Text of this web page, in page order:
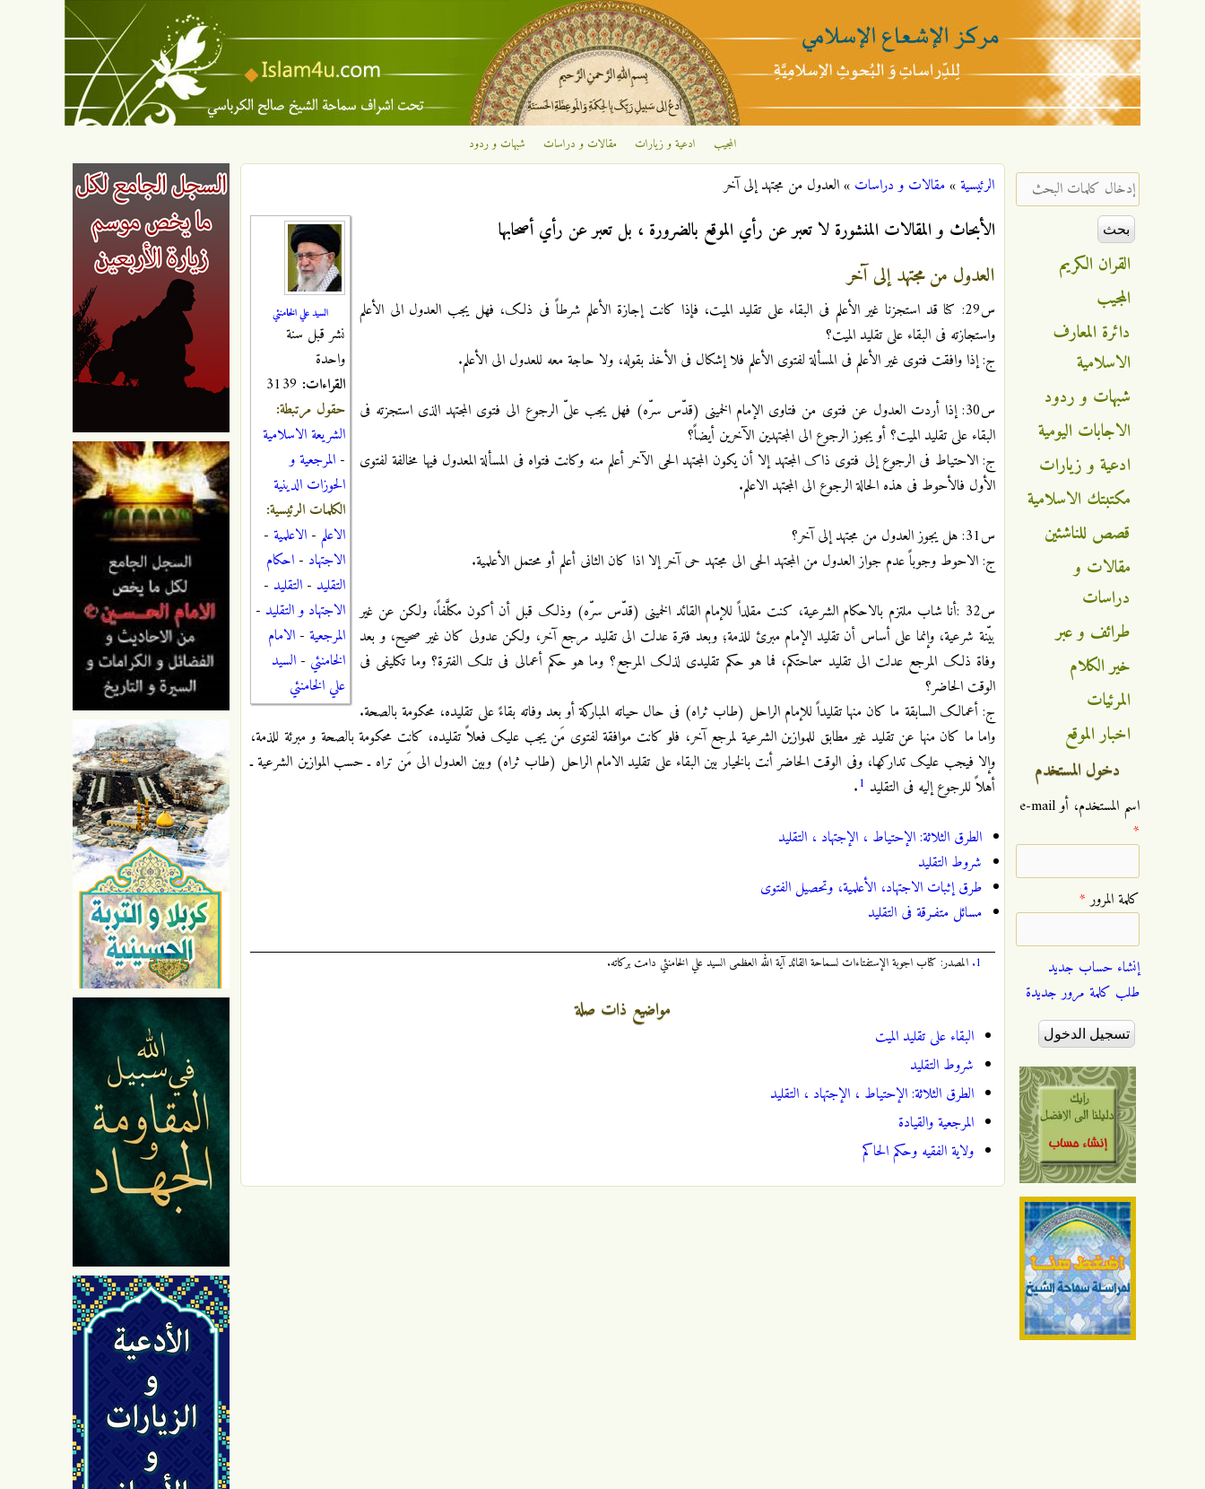
تجاوز إلى المحتوى الرئيسي
الإشعاع
الإسلامي
المجيب ادعية و زيارات مقالات و دراسات شبهات و ردود
أنت هنا
الرئيسية»مقالات و دراسات »العدول من مجتهد إلی آخر
السيد علي الخامنئي
نشر قبل سنة
واحدة
القراءات:
حقول مرتبطة:
الشريعة الاسلامية
- المرجعية و
الحوزات الدينية
الكلمات الرئيسية:
الاعلم - الاعلمية -
الاجتهاد - احكام
التقليد - التقليد -
الاجتهاد و التقليد -
المرجعية - الامام
الخامنئي - السيد
علي الخامنئي
الأبحاث و المقالات المنشورة لا تعبر عن رأي الموقع بالضرورة ، بل تعبر عن رأي أصحابها
العدول من مجتهد إلی آخر
س29: کنا قد استجزنا غیر الأعلم فی البقاء علی تقلید المیت، فإذا کانت إجازة الأعلم شرطاً فی ذلک، فهل یجب العدول الی الأعلم
واستجازته فی البقاء علی تقلید المیت؟
ج: إذا وافقت فتوی غیر الأعلم فی المسألة لفتوی الأعلم فلا إشکال فی الأخذ بقوله، ولا حاجة معه للعدول الی الأعلم.
س30: إذا أردت العدول عن فتوی من فتاوی الإمام الخمینی (قدّس سرّه) فهل یجب علیّ الرجوع الی فتوی المجتهد الذی استجزته فی
البقاء علی تقلید المیت؟ أو یجوز الرجوع الی المجتهدین الآخرین أیضاً؟
ج: الاحتیاط فی الرجوع إلی فتوی ذاک المجتهد إلا أن یکون المجتهد الحی الآخر أعلم منه وکانت فتواه فی المسألة‌ المعدول فیها مخالفة لفتوی
الأول فالأحوط فی هذه الحالة الرجوع الی المجتهد الاعلم.
س31: هل یجوز العدول من مجتهد إلی آخر؟
ج: الاحوط وجوباً عدم جواز العدول من المجتهد الحی الی مجتهد حی آخر إلا اذا کان الثانی أعلم أو محتمل الأعلمیة.
س32 :أنا شاب ملتزم بالاحکام الشرعیة، کنت مقلداً للإمام القائد الخمینی (قدّس سرّه) وذلک قبل أن أکون مکلَّفاً، ولکن عن غیر
بیّنة شرعیة، وإنما علی أساس أن تقلید الإمام مبرئ للذمة؛ وبعد فترة عدلت الی تقلید مرجع آخر، ولکن عدولی کان غیر صحیح، و بعد
وفاة ذلک المرجع عدلت الی تقلید سماحتکم، فما هو حکم تقلیدی لذلک المرجع؟ وما هو حکم أعمالی فی تلک الفترة؟ وما تکلیفی فی
الوقت الحاضر؟
ج: أعمالک السابقة ما کان منها تقلیداً للإمام الراحل (طاب ثراه) فی حال حیاته المبارکة أو بعد وفاته بقاءً علی تقلیده، محکومة بالصحة.
واما ما کان منها عن تقلید غیر مطابق للموازین الشرعیة لمرجع آخر، فلو کانت موافقة لفتوی مَن یجب علیک فعلاً تقلیده، کانت محکومة بالصحة و مبرئة‌ للذمة،
وإلا فیجب علیک تدارکها، وفی الوقت الحاضر أنت بالخیار بین البقاء علی تقلید الامام الراحل (طاب ثراه) وبین العدول الی مَن تراه ـ حسب الموازین الشرعیة ـ
أهلاً للرجوع إلیه فی التقلید 1
.
الطرق الثلاثة: الإحتیاط ، الإجتهاد ، التقلید
شروط التقلید
طرق إثبات الاجتهاد، الأعلمیة، وتحصیل الفتوی
مسائل متفـرقة فی التقلید
1. المصدر: كتاب اجوبة الإستفتاءات لسماحة القائد آية الله العظمى السيد علي الخامنئي دامت بركاته.
مواضيع ذات صلة
البقاء علی تقلید المیت
شروط التقلید
الطرق الثلاثة: الإحتیاط ، الإجتهاد ، التقلید
المرجعیة والقیادة
ولایة الفقیه وحکم الحاکم
‏إدخال كلمات البحث ‏
القران الكريم
المجيب
دائرة المعارف
الاسلامية
شبهات و ردود
الاجابات اليومية
ادعية و زيارات
مكتبتك الاسلامية
قصص للناشئين
مقالات و
دراسات
طرائف و عبر
خير الكلام
المرئيات
اخبار الموقع
دخول المستخدم
‏اسم المستخدم، أو e-mail
*
‏كلمة المرور ‏*
إنشاء حساب جديد
طلب كلمة مرور جديدة